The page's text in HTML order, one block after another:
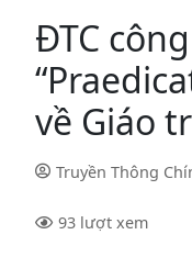
ĐTC
về Giáo
Truyền Thông
93 lượt xem